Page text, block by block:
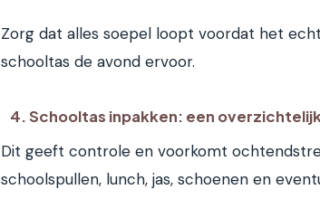
Zorg dat alles soepel loopt voordat het
schooltas de avond ervoor.
4. Schooltas inpakken: een
Dit geeft controle en voorkomt
schoolspullen, lunch, jas, schoenen en